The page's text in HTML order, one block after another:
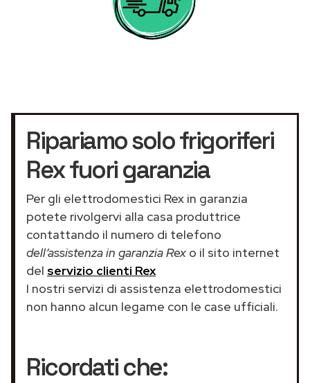
Ripariamo solo frigoriferi
Rex fuori garanzia
Per gli elettrodomestici Rex in garanzia
potete rivolgervi alla casa produttrice
contattando il numero di telefono
dell’assistenza in garanzia Rex o il sito internet
del servizio clienti Rex
I nostri servizi di assistenza elettrodomestici
non hanno alcun legame con le case ufficiali.
Ricordati che: